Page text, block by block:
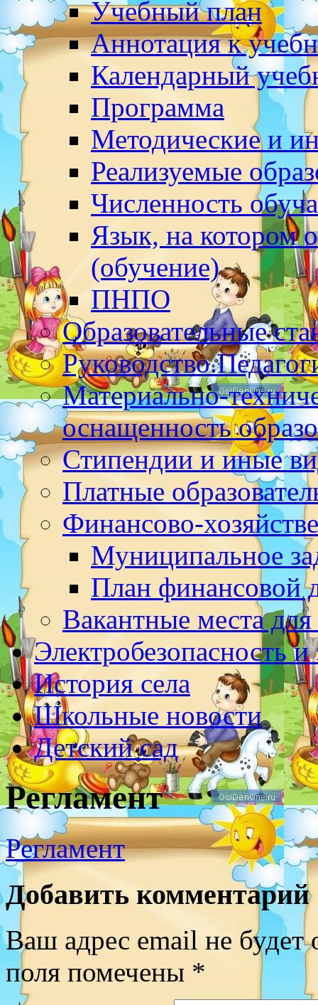
Учебный план
Аннотация к
Календарный
Программа
Методические и
Реализуемые
Численность
Язык, на котором
(обучение)
ПНПО
Образовательные
Материально-
оснащенность
Стипендии и иные
Платные
Финансово-
Муниципальное
План финансовой
Вакантные места
Электробезопасность
История села
Школьные новости
Детский сад
Регламент
Регламент
Добавить комментарий
Ваш адрес email не будет
поля помечены *